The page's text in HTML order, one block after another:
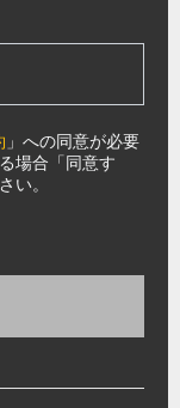
」への同意が必要
場合「同意す
い。